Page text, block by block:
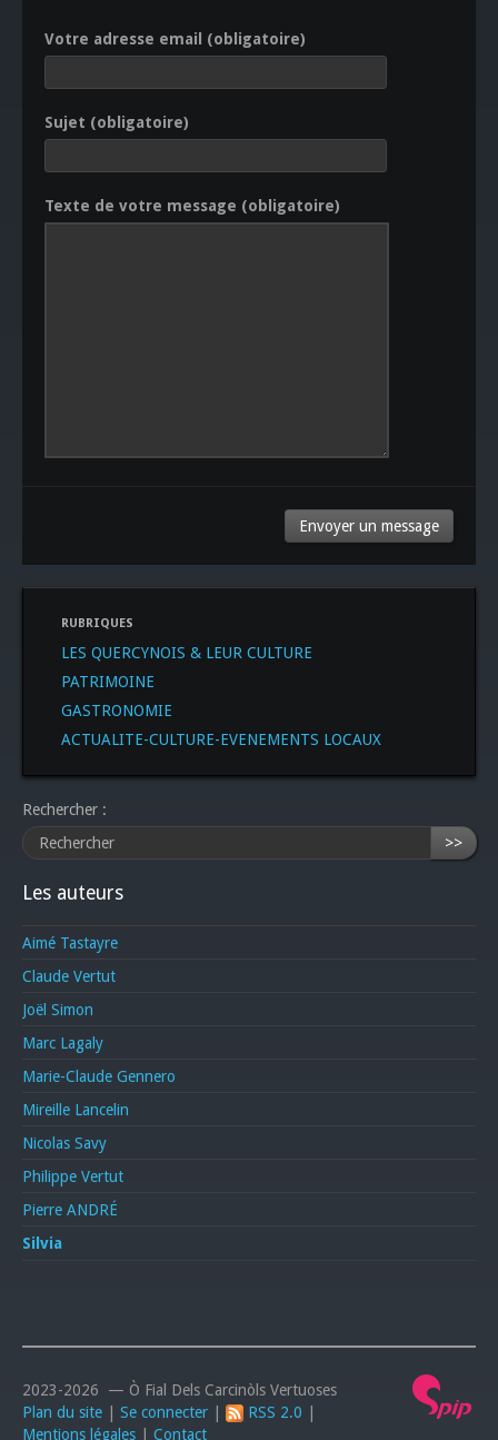
Votre adresse email (obligatoire)
Sujet (obligatoire)
Texte de votre message (obligatoire)
RUBRIQUES
LES QUERCYNOIS & LEUR CULTURE
PATRIMOINE
GASTRONOMIE
ACTUALITE-CULTURE-EVENEMENTS LOCAUX
Rechercher :
>>
Les auteurs
Aimé Tastayre
Claude Vertut
Joël Simon
Marc Lagaly
Marie-Claude Gennero
Mireille Lancelin
Nicolas Savy
Philippe Vertut
Pierre ANDRÉ
Silvia
2023-2026 — Ò Fial Dels Carcinòls Vertuoses
Plan du site
Se connecter RSS 2.0
Mentions légales
Contact